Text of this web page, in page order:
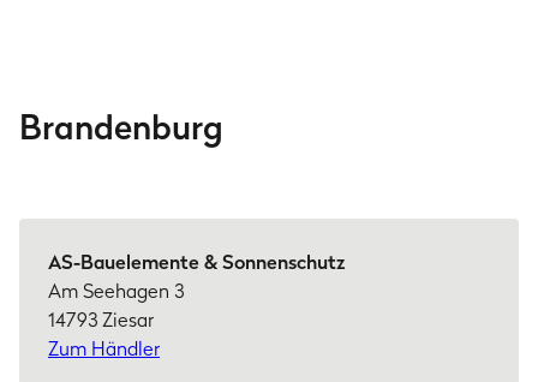
Brandenburg
AS-Bauelemente & Sonnenschutz
Am Seehagen 3
14793 Ziesar
Zum Händler